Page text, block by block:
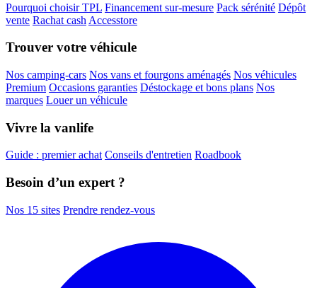
Pourquoi choisir TPL Financement sur-mesure Pack sérénité Dépôt
vente Rachat cash Accesstore
Trouver votre véhicule
Nos camping-cars Nos vans et fourgons aménagés Nos véhicules
Premium Occasions garanties Déstockage et bons plans Nos
marques Louer un véhicule
Vivre la vanlife
Guide : premier achat Conseils d'entretien Roadbook
Besoin d’un expert ?
Nos 15 sites Prendre rendez-vous